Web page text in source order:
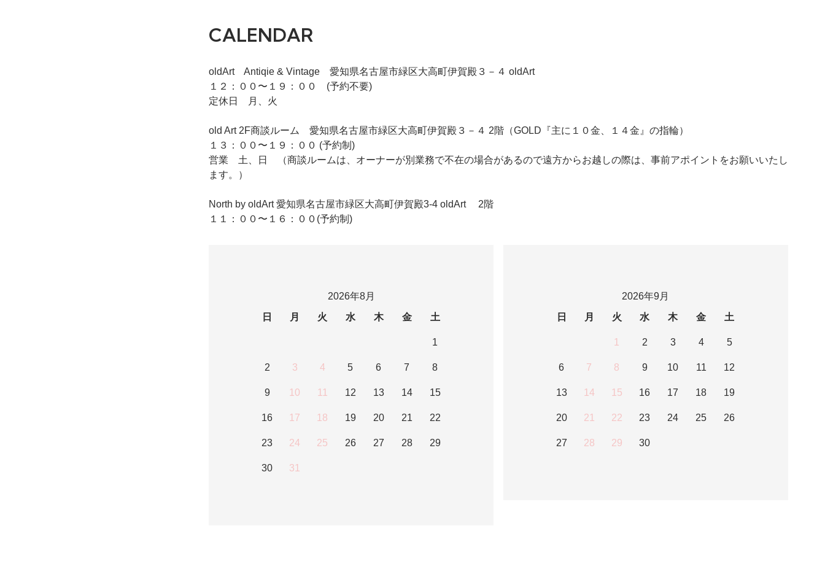
CALENDAR
oldArt Antiqie & Vintage 愛知県名古屋市緑区大高町伊賀殿３－４ oldArt
１２：００〜１９：００ (予約不要)
定休日 月、火
old Art 2F商談ルーム 愛知県名古屋市緑区大高町伊賀殿３－４ 2階（GOLD『主に１０金、１４金』の指輪）
１３：００〜１９：００ (予約制)
営業 土、日 （商談ルームは、オーナーが別業務で不在の場合があるので遠方からお越しの際は、事前アポイントをお願いいたし
ます。）
North by oldArt 愛知県名古屋市緑区大高町伊賀殿3-4 oldArt 2階
１１：００〜１６：００(予約制)
2026年8月
日
月 火 水 木 金 土
1
2 3 4 5 6 7 8
9 10 11 12 13 14 15
16 17 18 19 20 21 22
23 24 25 26 27 28 29
30 31
2026年9月
日
月 火 水 木 金 土
1 2 3 4 5
6 7 8 9 10 11 12
13 14 15 16 17 18 19
20 21 22 23 24 25 26
27 28 29 30